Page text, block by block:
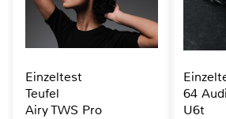
Einzeltest
Teufel
Airy TWS Pro
64
U6t